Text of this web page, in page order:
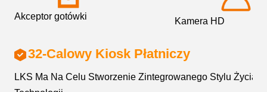
Akceptor gotówki Kamera HD
32-Calowy Kiosk Płatniczy
LKS Ma Na Celu Stworzenie Zintegrowanego Stylu Życia